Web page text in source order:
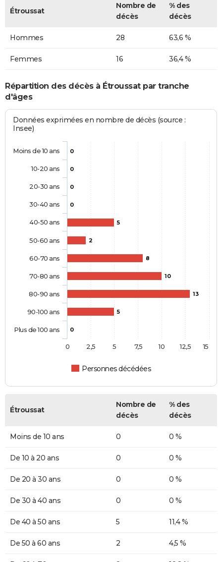
Étroussat
Nombre de
décès
% des
décès
Hommes 28 63,6 %
Femmes 16 36,4 %
Répartition des décès à Étroussat par tranche
d'âges
Données exprimées en nombre de décès (source :
Insee)
0
0
0
0
5
2
8
10
13
5
0
Personnes décédées
Moins de 10 ans
10-20 ans
20-30 ans
30-40 ans
40-50 ans
50-60 ans
60-70 ans
70-80 ans
80-90 ans
90-100 ans
Plus de 100 ans
0 2,5 5 7,5 10 12,5 15
Étroussat
Nombre de
décès
% des
décès
Moins de 10 ans 0 0 %
De 10 à 20 ans 0 0 %
De 20 à 30 ans 0 0 %
De 30 à 40 ans 0 0 %
De 40 à 50 ans 5 11,4 %
De 50 à 60 ans 2 4,5 %